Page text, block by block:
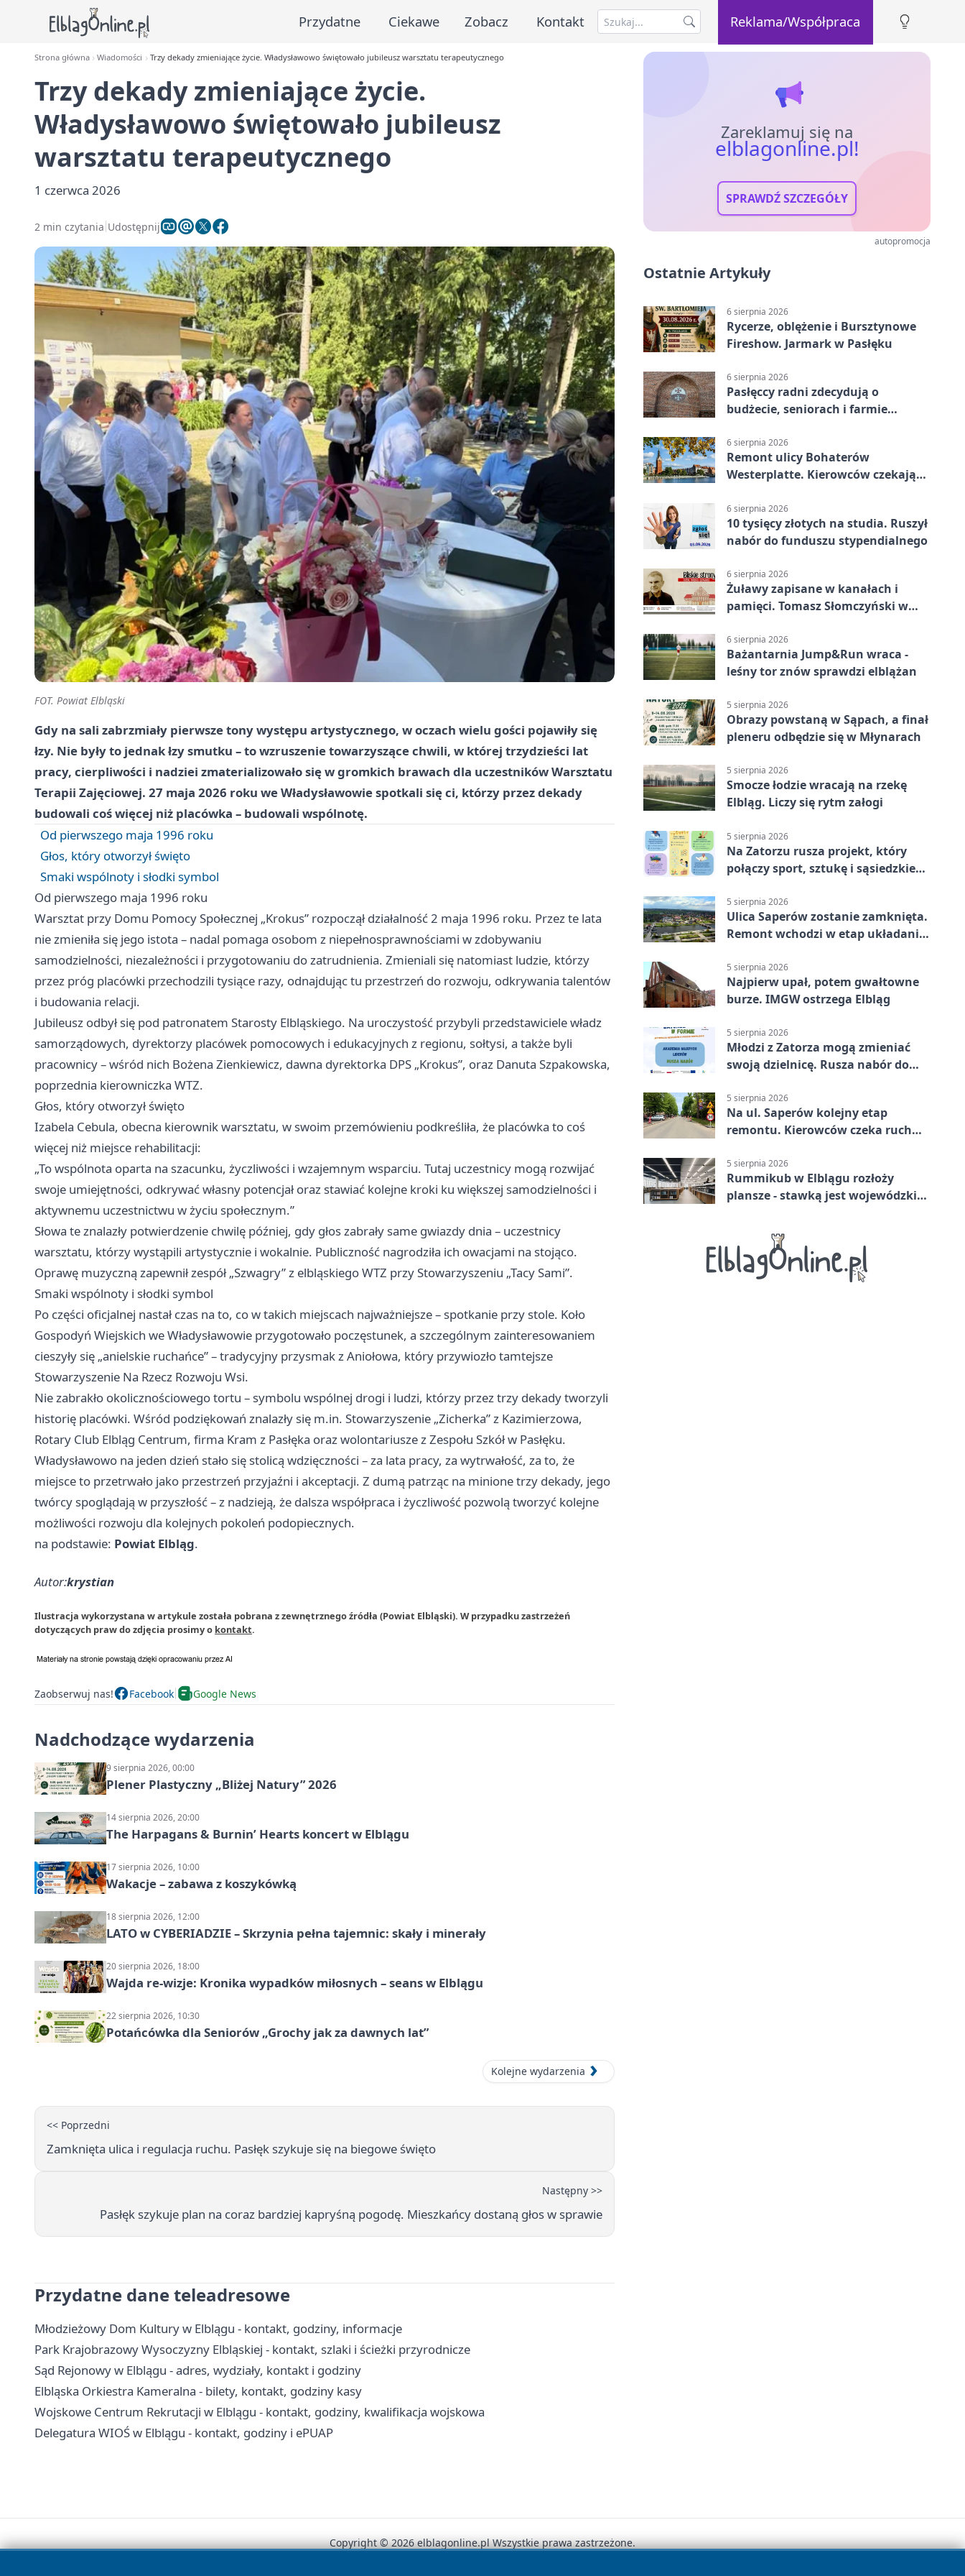
Przydatne Ciekawe Zobacz Kontakt Reklama/Współpraca
Strona główna Wiadomości Trzy dekady zmieniające życie. Władysławowo świętowało jubileusz warsztatu terapeutycznego
Trzy dekady zmieniające życie.
Władysławowo świętowało jubileusz
warsztatu terapeutycznego
1 czerwca 2026
2 min czytania Udostępnij
FOT. Powiat Elbląski
Gdy na sali zabrzmiały pierwsze tony występu artystycznego, w oczach wielu gości pojawiły się
łzy. Nie były to jednak łzy smutku – to wzruszenie towarzyszące chwili, w której trzydzieści lat
pracy, cierpliwości i nadziei zmaterializowało się w gromkich brawach dla uczestników Warsztatu
Terapii Zajęciowej. 27 maja 2026 roku we Władysławowie spotkali się ci, którzy przez dekady
budowali coś więcej niż placówka – budowali wspólnotę.
Od pierwszego maja 1996 roku
Głos, który otworzył święto
Smaki wspólnoty i słodki symbol
Od pierwszego maja 1996 roku
Warsztat przy Domu Pomocy Społecznej „Krokus” rozpoczął działalność 2 maja 1996 roku. Przez te lata
nie zmieniła się jego istota – nadal pomaga osobom z niepełnosprawnościami w zdobywaniu
samodzielności, niezależności i przygotowaniu do zatrudnienia. Zmieniali się natomiast ludzie, którzy
przez próg placówki przechodzili tysiące razy, odnajdując tu przestrzeń do rozwoju, odkrywania talentów
i budowania relacji.
Jubileusz odbył się pod patronatem Starosty Elbląskiego. Na uroczystość przybyli przedstawiciele władz
samorządowych, dyrektorzy placówek pomocowych i edukacyjnych z regionu, sołtysi, a także byli
pracownicy – wśród nich Bożena Zienkiewicz, dawna dyrektorka DPS „Krokus”, oraz Danuta Szpakowska,
poprzednia kierowniczka WTZ.
Głos, który otworzył święto
Izabela Cebula, obecna kierownik warsztatu, w swoim przemówieniu podkreśliła, że placówka to coś
więcej niż miejsce rehabilitacji:
„To wspólnota oparta na szacunku, życzliwości i wzajemnym wsparciu. Tutaj uczestnicy mogą rozwijać
swoje umiejętności, odkrywać własny potencjał oraz stawiać kolejne kroki ku większej samodzielności i
aktywnemu uczestnictwu w życiu społecznym.”
Słowa te znalazły potwierdzenie chwilę później, gdy głos zabrały same gwiazdy dnia – uczestnicy
warsztatu, którzy wystąpili artystycznie i wokalnie. Publiczność nagrodziła ich owacjami na stojąco.
Oprawę muzyczną zapewnił zespół „Szwagry” z elbląskiego WTZ przy Stowarzyszeniu „Tacy Sami”.
Smaki wspólnoty i słodki symbol
Po części oficjalnej nastał czas na to, co w takich miejscach najważniejsze – spotkanie przy stole. Koło
Gospodyń Wiejskich we Władysławowie przygotowało poczęstunek, a szczególnym zainteresowaniem
cieszyły się „anielskie ruchańce” – tradycyjny przysmak z Aniołowa, który przywiozło tamtejsze
Stowarzyszenie Na Rzecz Rozwoju Wsi.
Nie zabrakło okolicznościowego tortu – symbolu wspólnej drogi i ludzi, którzy przez trzy dekady tworzyli
historię placówki. Wśród podziękowań znalazły się m.in. Stowarzyszenie „Zicherka” z Kazimierzowa,
Rotary Club Elbląg Centrum, firma Kram z Pasłęka oraz wolontariusze z Zespołu Szkół w Pasłęku.
Władysławowo na jeden dzień stało się stolicą wdzięczności – za lata pracy, za wytrwałość, za to, że
miejsce to przetrwało jako przestrzeń przyjaźni i akceptacji. Z dumą patrząc na minione trzy dekady, jego
twórcy spoglądają w przyszłość – z nadzieją, że dalsza współpraca i życzliwość pozwolą tworzyć kolejne
możliwości rozwoju dla kolejnych pokoleń podopiecznych.
na podstawie: Powiat Elbląg.
Autor:krystian
Ilustracja wykorzystana w artykule została pobrana z zewnętrznego źródła (Powiat Elbląski). W przypadku zastrzeżeń
dotyczących praw do zdjęcia prosimy o kontakt.
Zaobserwuj nas! Facebook Google News
Nadchodzące wydarzenia
9 sierpnia 2026, 00:00
Plener Plastyczny „Bliżej Natury” 2026
14 sierpnia 2026, 20:00
The Harpagans & Burnin’ Hearts koncert w Elblągu
17 sierpnia 2026, 10:00
Wakacje – zabawa z koszykówką
18 sierpnia 2026, 12:00
LATO w CYBERIADZIE – Skrzynia pełna tajemnic: skały i minerały
20 sierpnia 2026, 18:00
Wajda re-wizje: Kronika wypadków miłosnych – seans w Elblągu
22 sierpnia 2026, 10:30
Potańcówka dla Seniorów „Grochy jak za dawnych lat”
Kolejne wydarzenia
<< Poprzedni
Zamknięta ulica i regulacja ruchu. Pasłęk szykuje się na biegowe święto
Następny >>
Pasłęk szykuje plan na coraz bardziej kapryśną pogodę. Mieszkańcy dostaną głos w sprawie
Przydatne dane teleadresowe
Młodzieżowy Dom Kultury w Elblągu - kontakt, godziny, informacje
Park Krajobrazowy Wysoczyzny Elbląskiej - kontakt, szlaki i ścieżki przyrodnicze
Sąd Rejonowy w Elblągu - adres, wydziały, kontakt i godziny
Elbląska Orkiestra Kameralna - bilety, kontakt, godziny kasy
Wojskowe Centrum Rekrutacji w Elblągu - kontakt, godziny, kwalifikacja wojskowa
Delegatura WIOŚ w Elblągu - kontakt, godziny i ePUAP
Zareklamuj się na
elblagonline.pl!
SPRAWDŹ SZCZEGÓŁY
autopromocja
Ostatnie Artykuły
6 sierpnia 2026
Rycerze, oblężenie i Bursztynowe
Fireshow. Jarmark w Pasłęku
6 sierpnia 2026
Pasłęccy radni zdecydują o
budżecie, seniorach i farmie
6 sierpnia 2026
Remont ulicy Bohaterów
Westerplatte. Kierowców czekają
6 sierpnia 2026
10 tysięcy złotych na studia. Ruszył
nabór do funduszu stypendialnego
6 sierpnia 2026
Żuławy zapisane w kanałach i
pamięci. Tomasz Słomczyński w
6 sierpnia 2026
Bażantarnia Jump&Run wraca -
leśny tor znów sprawdzi elblążan
5 sierpnia 2026
Obrazy powstaną w Sąpach, a finał
pleneru odbędzie się w Młynarach
5 sierpnia 2026
Smocze łodzie wracają na rzekę
Elbląg. Liczy się rytm załogi
5 sierpnia 2026
Na Zatorzu rusza projekt, który
połączy sport, sztukę i sąsiedzkie
5 sierpnia 2026
Ulica Saperów zostanie zamknięta.
Remont wchodzi w etap układania
5 sierpnia 2026
Najpierw upał, potem gwałtowne
burze. IMGW ostrzega Elbląg
5 sierpnia 2026
Młodzi z Zatorza mogą zmieniać
swoją dzielnicę. Rusza nabór do
5 sierpnia 2026
Na ul. Saperów kolejny etap
remontu. Kierowców czeka ruch
5 sierpnia 2026
Rummikub w Elblągu rozłoży
plansze - stawką jest wojewódzki
Copyright © 2026 elblagonline.pl Wszystkie prawa zastrzeżone.